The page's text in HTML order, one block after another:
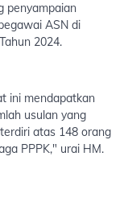
penyampaian
ASN di
2024.
ini mendapatkan
usulan yang
atas 148 orang
PPPK," urai HM.